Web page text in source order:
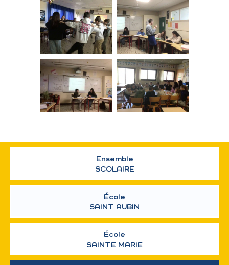
Ensemble
SCOLAIRE
École
SAINT AUBIN
École
SAINTE MARIE